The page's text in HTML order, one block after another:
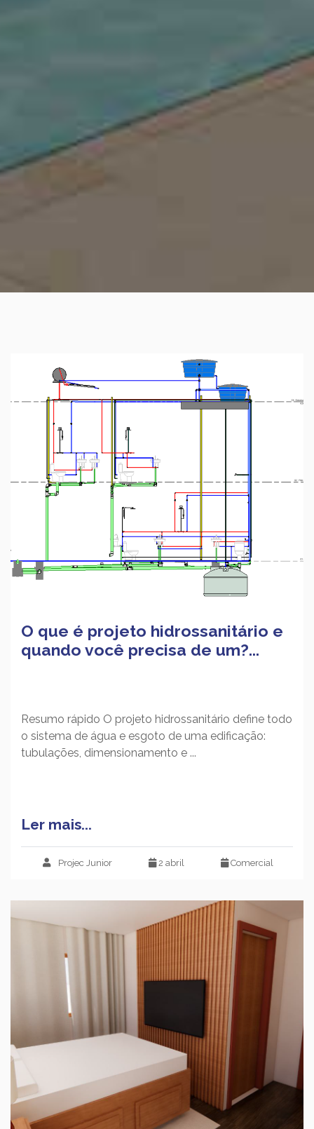
O que é projeto hidrossanitário e
quando você precisa de um?...
Resumo rápido O projeto hidrossanitário define todo
o sistema de água e esgoto de uma edificação:
tubulações, dimensionamento e ...
Ler mais...
Projec Junior 2 abril Comercial